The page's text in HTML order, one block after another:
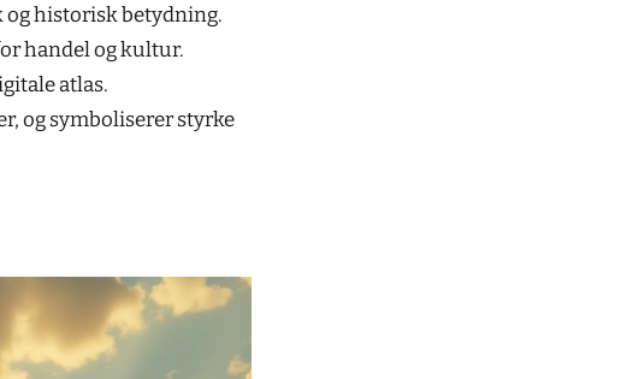
og historisk betydning.
handel og kultur.
atlas.
og symboliserer styrke